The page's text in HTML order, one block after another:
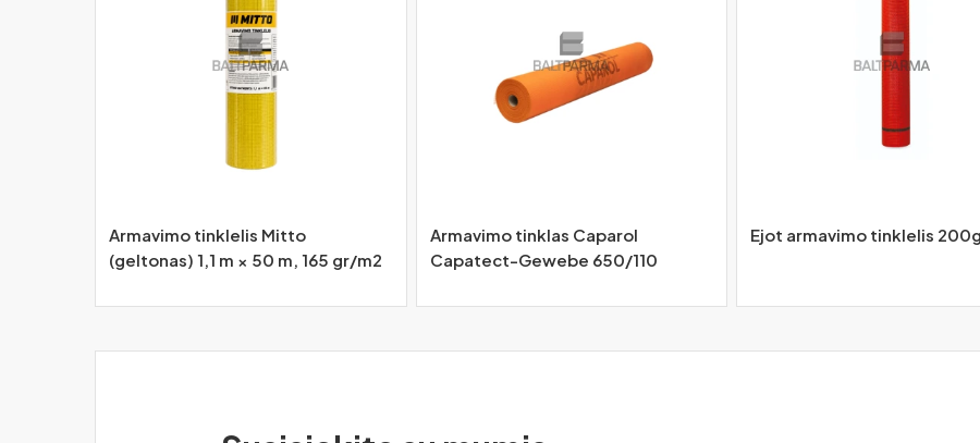
Armavimo tinklelis Mitto
(geltonas) 1,1 m × 50 m, 165 gr/m2
Armavimo tinklas Caparol
Capatect-Gewebe 650/110
Ejot armavimo tinklelis